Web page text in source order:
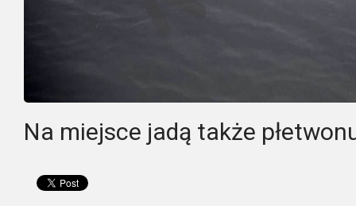
Na miejsce jadą także